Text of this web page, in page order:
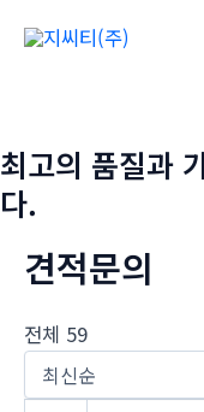
건
너
뛰
최고의 품질과
다.
견적문의
전체 59